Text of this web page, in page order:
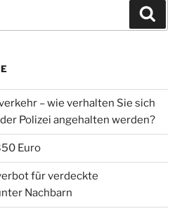
– wie verhalten Sie sich
Polizei angehalten werden?
Euro
für verdeckte
Nachbarn